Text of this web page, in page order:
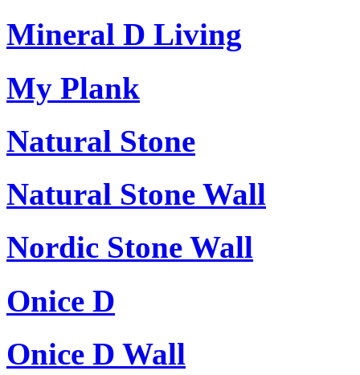
Mineral D Living
My Plank
Natural Stone
Natural Stone Wall
Nordic Stone Wall
Onice D
Onice D Wall